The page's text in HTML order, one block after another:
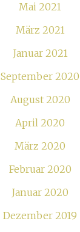
Mai 2021
März 2021
Januar 2021
September 2020
August 2020
April 2020
März 2020
Februar 2020
Januar 2020
Dezember 2019